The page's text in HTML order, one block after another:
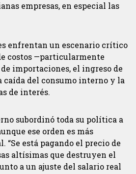
empresas, en especial las
enfrentan un escenario crítico
costos —particularmente
importaciones, el ingreso de
caída del consumo interno y la
de interés.
subordinó toda su política a
ese orden es más
“Se está pagando el precio de
altísimas que destruyen el
a un ajuste del salario real